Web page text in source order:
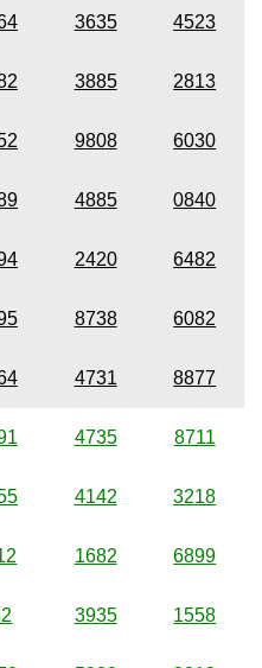
3635 4523
3885 2813
9808 6030
4885 0840
2420 6482
8738 6082
4731 8877
4735 8711
4142 3218
1682 6899
3935 1558